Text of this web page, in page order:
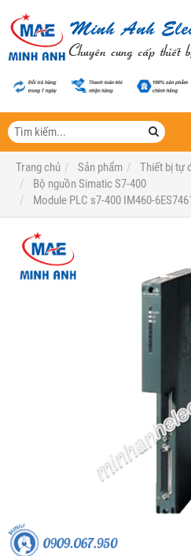
Trang chủ
Sản phẩm
Thiết bị tự
Bộ nguồn Simatic S7-400
Module PLC s7-400 IM460-